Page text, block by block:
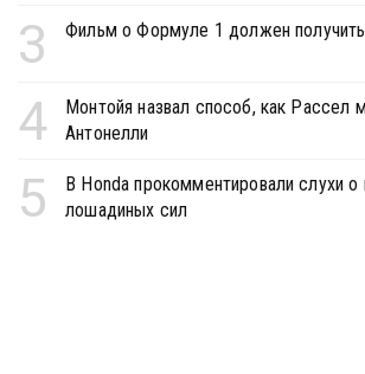
3 Фильм о Формуле 1 должен
4
Монтойя назвал способ, как Рассел
Антонелли
5
В Honda прокомментировали слухи о
лошадиных сил